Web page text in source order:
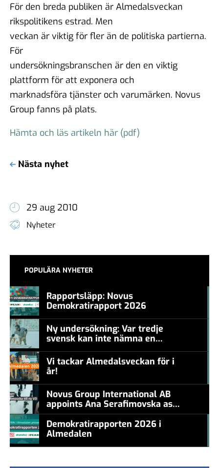
För den breda publiken är Almedalsveckan
rikspolitikens estrad. Men
veckan är viktig för fler än de politiska partierna.
För
undersökningsbranschen är den en viktig
plattform för att exponera och
marknadsföra tjänster och varumärken. Novus
Group fanns på plats.
Hämta och läs artikeln här (pdf)
Nästa nyhet
29 aug 2010
Nyheter
POPULÄRA NYHETER
Rapportsläpp: Novus
Demokratirapport 2026
Ny undersökning: Var tredje
svensk kan inte nämna en
levande konstnär
Vi tackar Almedalsveckan för i
år!
Novus Group International AB
appoints Ana Serafimovska as
new CEO
Demokratirapporten 2026 i
Almedalen